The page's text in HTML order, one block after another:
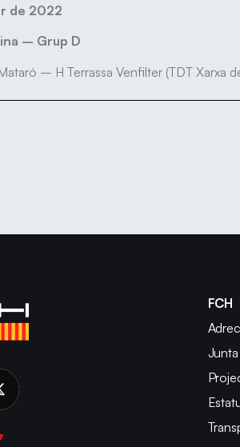
de 2022
– Grup D
– H Terrassa Venfilter (TDT Xarxa
FCH